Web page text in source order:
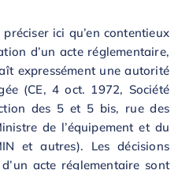
ici qu’en contentieux
d’un acte réglementaire,
expressément une autorité
(CE, 4 oct. 1972, Société
des 5 et 5 bis, rue des
de l’équipement et du
et autres). Les décisions
acte réglementaire sont